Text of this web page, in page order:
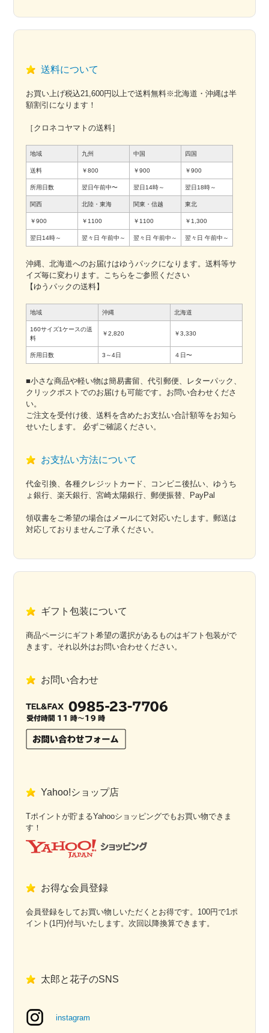
送料について
お買い上げ税込21,600円以上で送料無料※北海道・沖縄は半
額割引になります！
［クロネコヤマトの送料］
地域 九州 中国 四国
送料 ￥800 ￥900 ￥900
所用日数 翌日午前中〜 翌日14時～ 翌日18時～
関西 北陸・東海 関東・信越 東北
￥900 ￥1100 ￥1100 ￥1,300
翌日14時～ 翌々日 午前中～ 翌々日 午前中～ 翌々日 午前中～
沖縄、北海道へのお届けはゆうパックになります。送料等サ
イズ毎に変わります。こちらをご参照ください
【ゆうパックの送料】
地域 沖縄 北海道
160サイズ1ケースの送
料
￥2,820 ￥3,330
所用日数 3～4日 ４日〜
■小さな商品や軽い物は簡易書留、代引郵便、レターパック、
クリックポストでのお届けも可能です。お問い合わせくださ
い。
ご注文を受付け後、送料を含めたお支払い合計額等をお知ら
せいたします。 必ずご確認ください。
お支払い方法について
代金引換、各種クレジットカード、コンビニ後払い、ゆうち
ょ銀行、楽天銀行、宮崎太陽銀行、郵便振替、PayPal
領収書をご希望の場合はメールにて対応いたします。郵送は
対応しておりませんご了承ください。
ギフト包装について
商品ページにギフト希望の選択があるものはギフト包装がで
きます。それ以外はお問い合わせください。
お問い合わせ
Yahoo!ショップ店
Tポイントが貯まるYahooショッピングでもお買い物できま
す！
お得な会員登録
会員登録をしてお買い物しいただくとお得です。100円で1ポ
イント(1円)付与いたします。次回以降換算できます。
太郎と花子のSNS
instagram